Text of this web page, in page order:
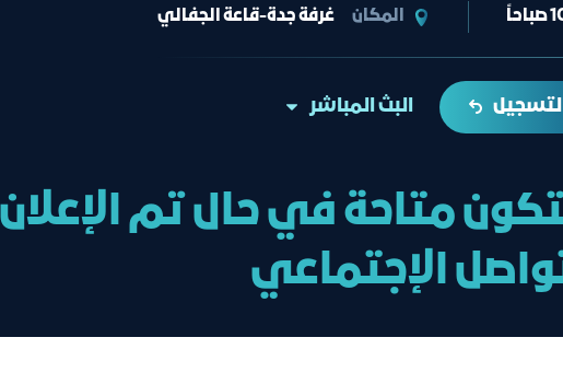
المكان غرفة جدة-قاعة الجفالي
البث المباشر
متاحة في حال تم
الإجتماعي